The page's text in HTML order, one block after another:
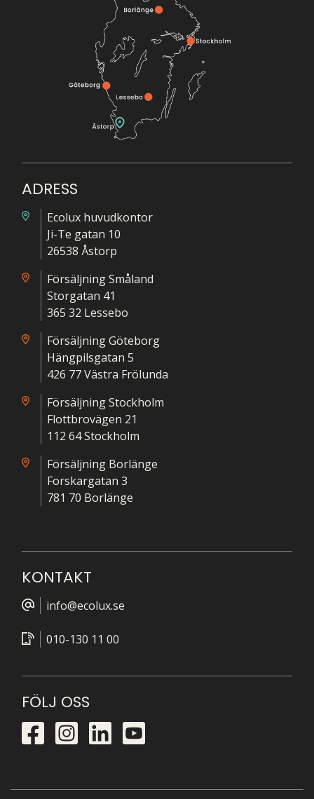
ADRESS
Ecolux huvudkontor
Ji-Te gatan 10
26538 Åstorp
Försäljning Småland
Storgatan 41
365 32 Lessebo
Försäljning Göteborg
Hängpilsgatan 5
426 77 Västra Frölunda
Försäljning Stockholm
Flottbrovägen 21
112 64 Stockholm
Försäljning Borlänge
Forskargatan 3
781 70 Borlänge
KONTAKT
info@ecolux.se
010-130 11 00
FÖLJ OSS